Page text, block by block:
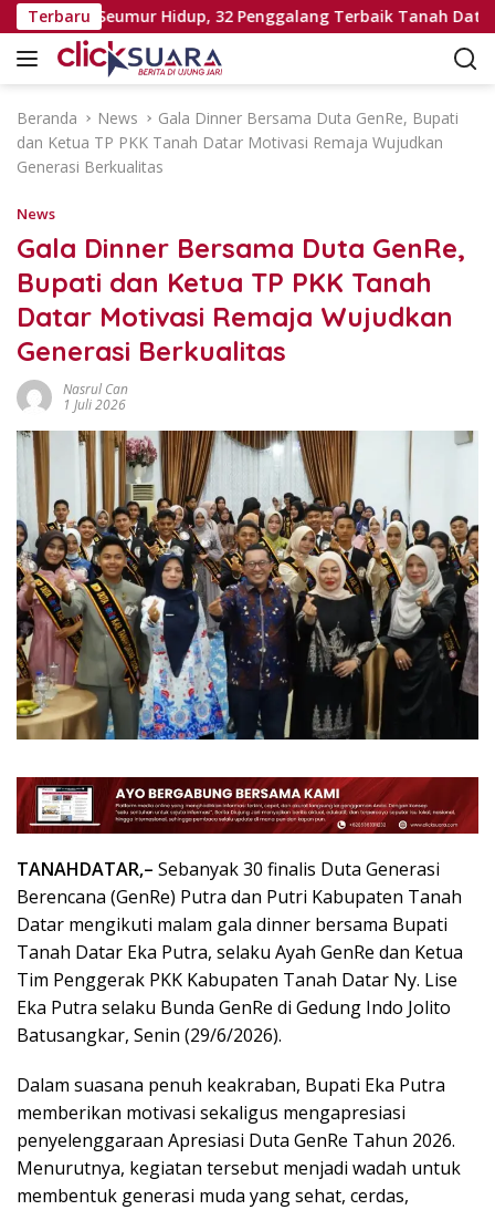
a
Terbaru
Sekali Seumur Hidup, 32 Penggalang Terbaik Tanah Datar
Beranda News
Gala Dinner Bersama Duta GenRe, Bupati
dan Ketua TP PKK Tanah Datar Motivasi Remaja Wujudkan
Generasi Berkualitas
News
Gala Dinner Bersama Duta GenRe,
Bupati dan Ketua TP PKK Tanah
Datar Motivasi Remaja Wujudkan
Generasi Berkualitas
Nasrul Can
1 Juli 2026
TANAHDATAR,– Sebanyak 30 finalis Duta Generasi
Berencana (GenRe) Putra dan Putri Kabupaten Tanah
Datar mengikuti malam gala dinner bersama Bupati
Tanah Datar Eka Putra, selaku Ayah GenRe dan Ketua
Tim Penggerak PKK Kabupaten Tanah Datar Ny. Lise
Eka Putra selaku Bunda GenRe di Gedung Indo Jolito
Batusangkar, Senin (29/6/2026).
Dalam suasana penuh keakraban, Bupati Eka Putra
memberikan motivasi sekaligus mengapresiasi
penyelenggaraan Apresiasi Duta GenRe Tahun 2026.
Menurutnya, kegiatan tersebut menjadi wadah untuk
membentuk generasi muda yang sehat, cerdas,